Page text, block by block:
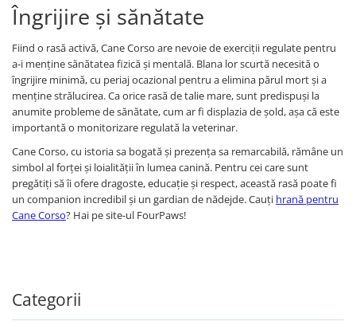
Îngrijire și sănătate
Fiind o rasă activă, Cane Corso are nevoie de exerciții regulate pentru
a-i menține sănătatea fizică și mentală. Blana lor scurtă necesită o
îngrijire minimă, cu periaj ocazional pentru a elimina părul mort și a
menține strălucirea. Ca orice rasă de talie mare, sunt predispuși la
anumite probleme de sănătate, cum ar fi displazia de șold, așa că este
importantă o monitorizare regulată la veterinar.
Cane Corso, cu istoria sa bogată și prezența sa remarcabilă, rămâne un
simbol al forței și loialității în lumea canină. Pentru cei care sunt
pregătiți să îi ofere dragoste, educație și respect, această rasă poate fi
un companion incredibil și un gardian de nădejde. Cauți hrană pentru
Cane Corso? Hai pe site-ul FourPaws!
Categorii